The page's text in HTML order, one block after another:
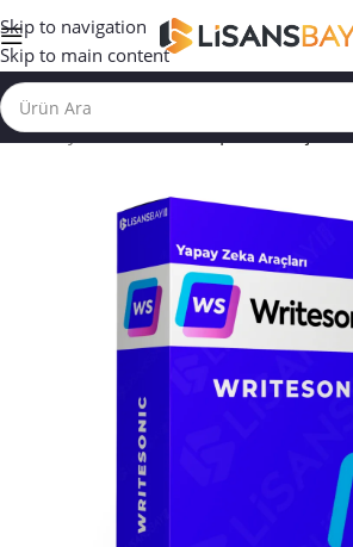
Skip to navigation
Skip to main content
Ana Sayfa/ YAPAY ZEKA | DİL ARAÇLARI